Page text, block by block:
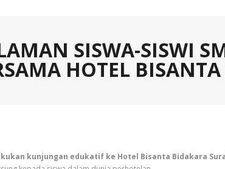
SISWA-SISWI
HOTEL
kunjungan edukatif ke Hotel Bisanta Bidakara